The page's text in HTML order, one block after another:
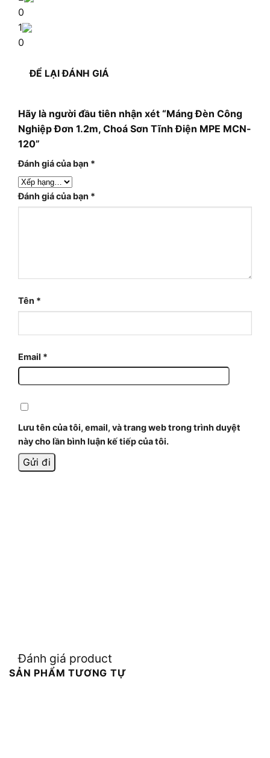
0
1
0
ĐỂ LẠI ĐÁNH GIÁ
Hãy là người đầu tiên nhận xét “Máng Đèn Công
Nghiệp Đơn 1.2m, Choá Sơn Tĩnh Điện MPE MCN-
120”
Đánh giá của bạn *
Đánh giá của bạn *
Tên *
Email *
Lưu tên của tôi, email, và trang web trong trình duyệt
này cho lần bình luận kế tiếp của tôi.
Đánh giá product
SẢN PHẨM TƯƠNG TỰ